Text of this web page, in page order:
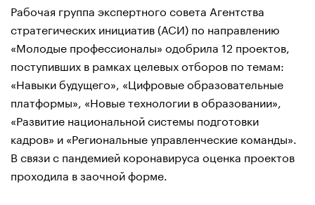
Рабочая группа экспертного совета Агентства
стратегических инициатив (АСИ) по направлению
«Молодые профессионалы» одобрила 12 проектов,
поступивших в рамках целевых отборов по темам:
«Навыки будущего», «Цифровые образовательные
платформы», «Новые технологии в образовании»,
«Развитие национальной системы подготовки
кадров» и «Региональные управленческие команды».
В связи с пандемией коронавируса оценка проектов
проходила в заочной форме.